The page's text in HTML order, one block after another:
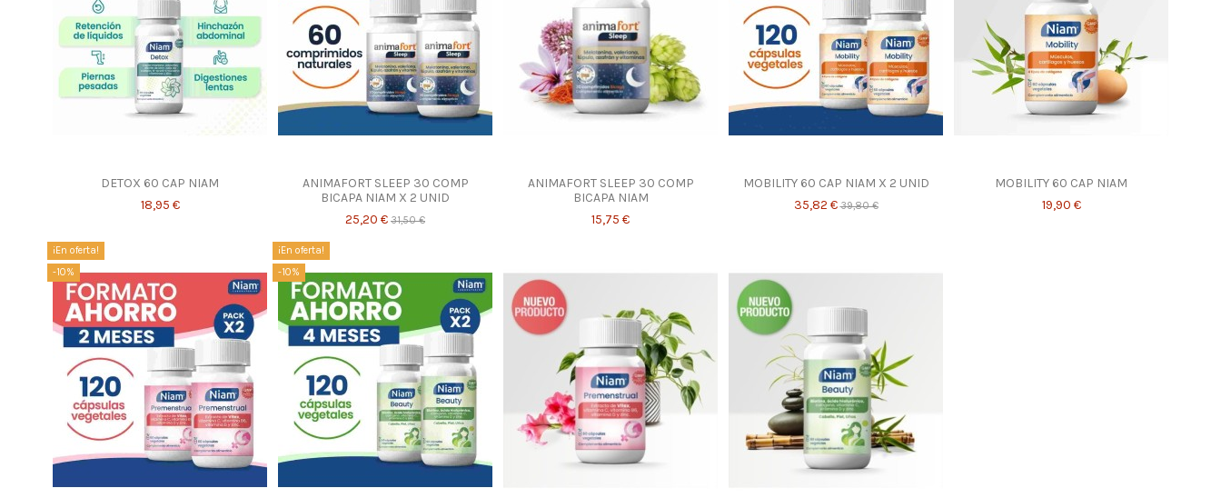
DETOX 60 CAP NIAM
18,95 €
ANIMAFORT SLEEP 30 COMP
BICAPA NIAM X 2 UNID
25,20 € 31,50 €
ANIMAFORT SLEEP 30 COMP
BICAPA NIAM
15,75 €
MOBILITY 60 CAP NIAM X 2 UNID
35,82 €39,80 €
MOBILITY 60 CAP NIAM
19,90 €
¡En oferta!
-10%
¡En oferta!
-10%